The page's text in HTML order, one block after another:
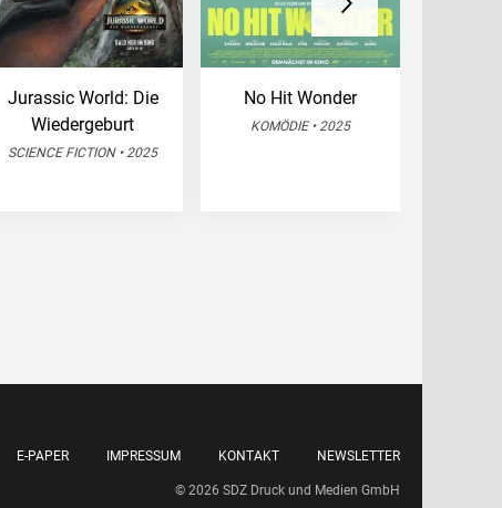
Jurassic World: Die
Wiedergeburt
SCIENCE FICTION • 2025
No Hit Wonder
KOMÖDIE • 2025
E-PAPER IMPRESSUM KONTAKT NEWSLETTER
© 2026 SDZ Druck und Medien GmbH